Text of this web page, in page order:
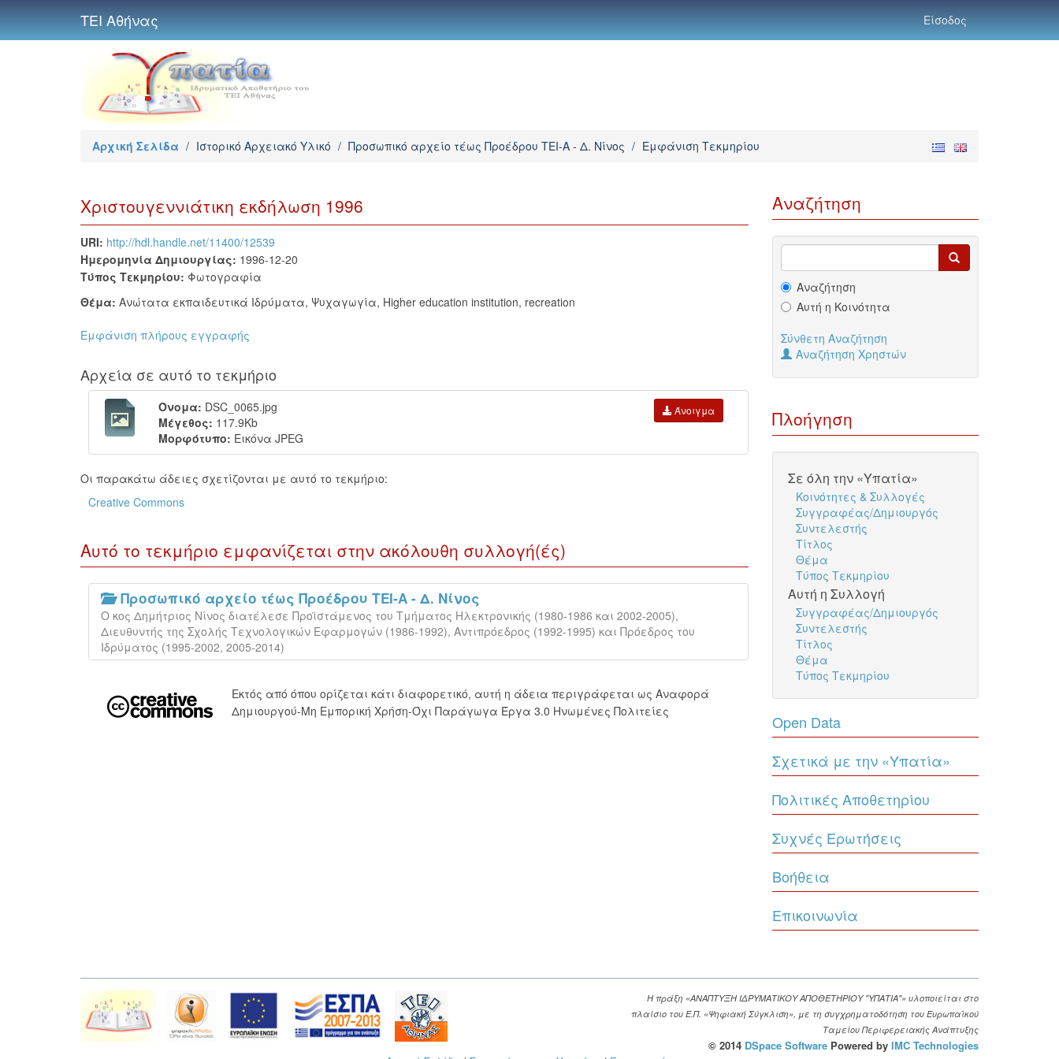
ΤΕΙ Αθήνας Είσοδος
Αρχική Σελίδα / Ιστορικό Αρχειακό Υλικό / Προσωπικό αρχείο τέως Προέδρου ΤΕΙ-Α - Δ. Νίνος / Εμφάνιση Τεκμηρίου
Χριστουγεννιάτικη εκδήλωση 1996
URI: http://hdl.handle.net/11400/12539
Ημερομηνία Δημιουργίας: 1996-12-20
Τύπος Τεκμηρίου: Φωτογραφία
Θέμα: Ανώτατα εκπαιδευτικά Ιδρύματα, Ψυχαγωγία, Higher education institution, recreation
Εμφάνιση πλήρους εγγραφής
Αρχεία σε αυτό το τεκμήριο
Όνομα: DSC_0065.jpg
Μέγεθος: 117.9Kb
Μορφότυπο: Εικόνα JPEG
Άνοιγμα
Οι παρακάτω άδειες σχετίζονται με αυτό το τεκμήριο:
Creative Commons
Αυτό το τεκμήριο εμφανίζεται στην ακόλουθη συλλογή(ές)
Προσωπικό αρχείο τέως Προέδρου ΤΕΙ-Α - Δ. Νίνος
Ο κος Δημήτριος Νίνος διατέλεσε Προϊστάμενος του Τμήματος Ηλεκτρονικής (1980-1986 και 2002-2005),
Διευθυντής της Σχολής Τεχνολογικών Εφαρμογών (1986-1992), Αντιπρόεδρος (1992-1995) και Πρόεδρος του
Ιδρύματος (1995-2002, 2005-2014)
Εκτός από όπου ορίζεται κάτι διαφορετικό, αυτή η άδεια περιγράφεται ως Αναφορά
Δημιουργού-Μη Εμπορική Χρήση-Όχι Παράγωγα Έργα 3.0 Ηνωμένες Πολιτείες
Αναζήτηση
Αναζήτηση
Αυτή η Κοινότητα
Σύνθετη Αναζήτηση
Αναζήτηση Χρηστών
Πλοήγηση
Σε όλη την «Υπατία»
Κοινότητες & Συλλογές
Συγγραφέας/Δημιουργός
Συντελεστής
Τίτλος
Θέμα
Τύπος Τεκμηρίου
Αυτή η Συλλογή
Συγγραφέας/Δημιουργός
Συντελεστής
Τίτλος
Θέμα
Τύπος Τεκμηρίου
Open Data
Σχετικά με την «Υπατία»
Πολιτικές Αποθετηρίου
Συχνές Ερωτήσεις
Βοήθεια
Επικοινωνία
Η πράξη «ΑΝΑΠΤΥΞΗ ΙΔΡΥΜΑΤΙΚΟΥ ΑΠΟΘΕΤΗΡΙΟΥ "ΥΠΑΤΙΑ"» υλοποιείται στο
πλαίσιο του Ε.Π. «Ψηφιακή Σύγκλιση», με τη συγχρηματοδότηση του Ευρωπαϊκού
Ταμείου Περιφερειακής Ανάπτυξης
© 2014 DSpace Software Powered by IMC Technologies